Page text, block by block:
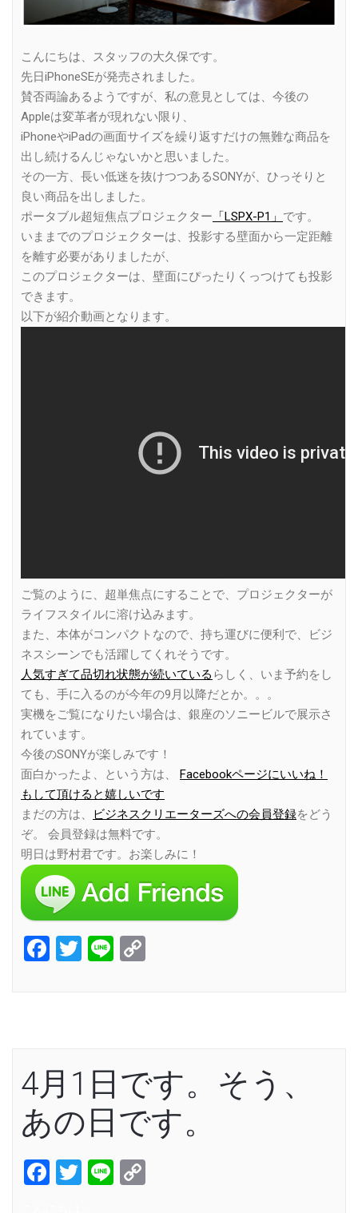
こんにちは、スタッフの大久保です。
先日iPhoneSEが発売されました。
賛否両論あるようですが、私の意見としては、今後の
Appleは変革者が現れない限り、
iPhoneやiPadの画面サイズを繰り返すだけの無難な商品を
出し続けるんじゃないかと思いました。
その一方、長い低迷を抜けつつあるSONYが、ひっそりと
良い商品を出しました。
ポータブル超短焦点プロジェクター 「LSPX-P1」 です。
いままでのプロジェクターは、投影する壁面から一定距離
を離す必要がありましたが、
このプロジェクターは、壁面にぴったりくっつけても投影
できます。
以下が紹介動画となります。
ご覧のように、超単焦点にすることで、プロジェクターが
ライフスタイルに溶け込みます。
また、本体がコンパクトなので、持ち運びに便利で、ビジ
ネスシーンでも活躍してくれそうです。
人気すぎて品切れ状態が続いている らしく、いま予約をし
ても、手に入るのが今年の9月以降だとか。。。
実機をご覧になりたい場合は、銀座のソニービルで展示さ
れています。
今後のSONYが楽しみです！
面白かったよ、という方は、 Facebookページにいいね！
もして頂けると嬉しいです
まだの方は、
ビジネスクリエーターズへの会員登録をどう
ぞ。 会員登録は無料です。
明日は野村君です。お楽しみに！
Facebook
Twitter
Line
4月1日です。そう、
あの日です。
Facebook
Twitter
Line